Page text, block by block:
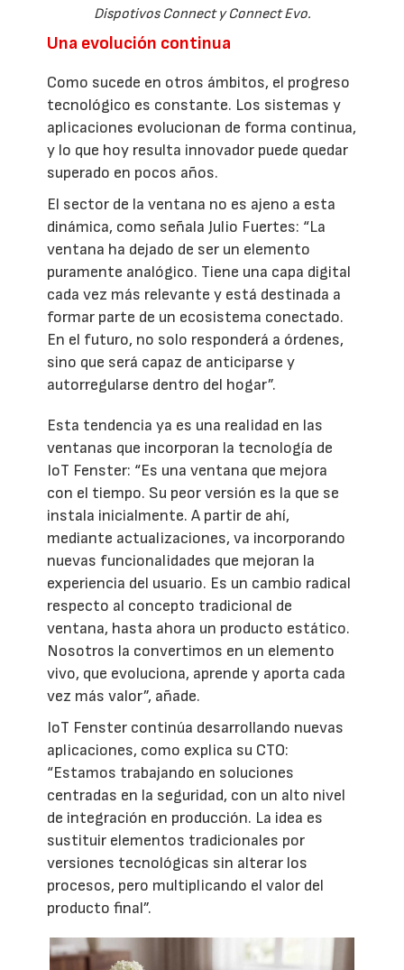
Dispotivos Connect y Connect Evo.
Una evolución continua
Como sucede en otros ámbitos, el progreso
tecnológico es constante. Los sistemas y
aplicaciones evolucionan de forma continua,
y lo que hoy resulta innovador puede quedar
superado en pocos años.
El sector de la ventana no es ajeno a esta
dinámica, como señala Julio Fuertes: “La
ventana ha dejado de ser un elemento
puramente analógico. Tiene una capa digital
cada vez más relevante y está destinada a
formar parte de un ecosistema conectado.
En el futuro, no solo responderá a órdenes,
sino que será capaz de anticiparse y
autorregularse dentro del hogar”.
Esta tendencia ya es una realidad en las
ventanas que incorporan la tecnología de
IoT Fenster: “Es una ventana que mejora
con el tiempo. Su peor versión es la que se
instala inicialmente. A partir de ahí,
mediante actualizaciones, va incorporando
nuevas funcionalidades que mejoran la
experiencia del usuario. Es un cambio radical
respecto al concepto tradicional de
ventana, hasta ahora un producto estático.
Nosotros la convertimos en un elemento
vivo, que evoluciona, aprende y aporta cada
vez más valor”, añade.
IoT Fenster continúa desarrollando nuevas
aplicaciones, como explica su CTO:
“Estamos trabajando en soluciones
centradas en la seguridad, con un alto nivel
de integración en producción. La idea es
sustituir elementos tradicionales por
versiones tecnológicas sin alterar los
procesos, pero multiplicando el valor del
producto final”.